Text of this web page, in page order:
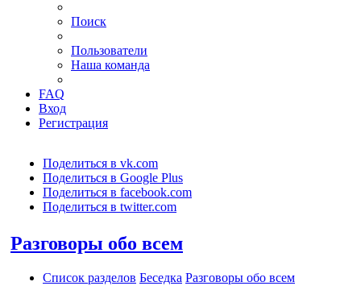
Поиск
Пользователи
Наша команда
FAQ
Вход
Регистрация
Поделиться в vk.com
Поделиться в Google Plus
Поделиться в facebook.com
Поделиться в twitter.com
Разговоры обо всем
Список разделов Беседка Разговоры обо всем